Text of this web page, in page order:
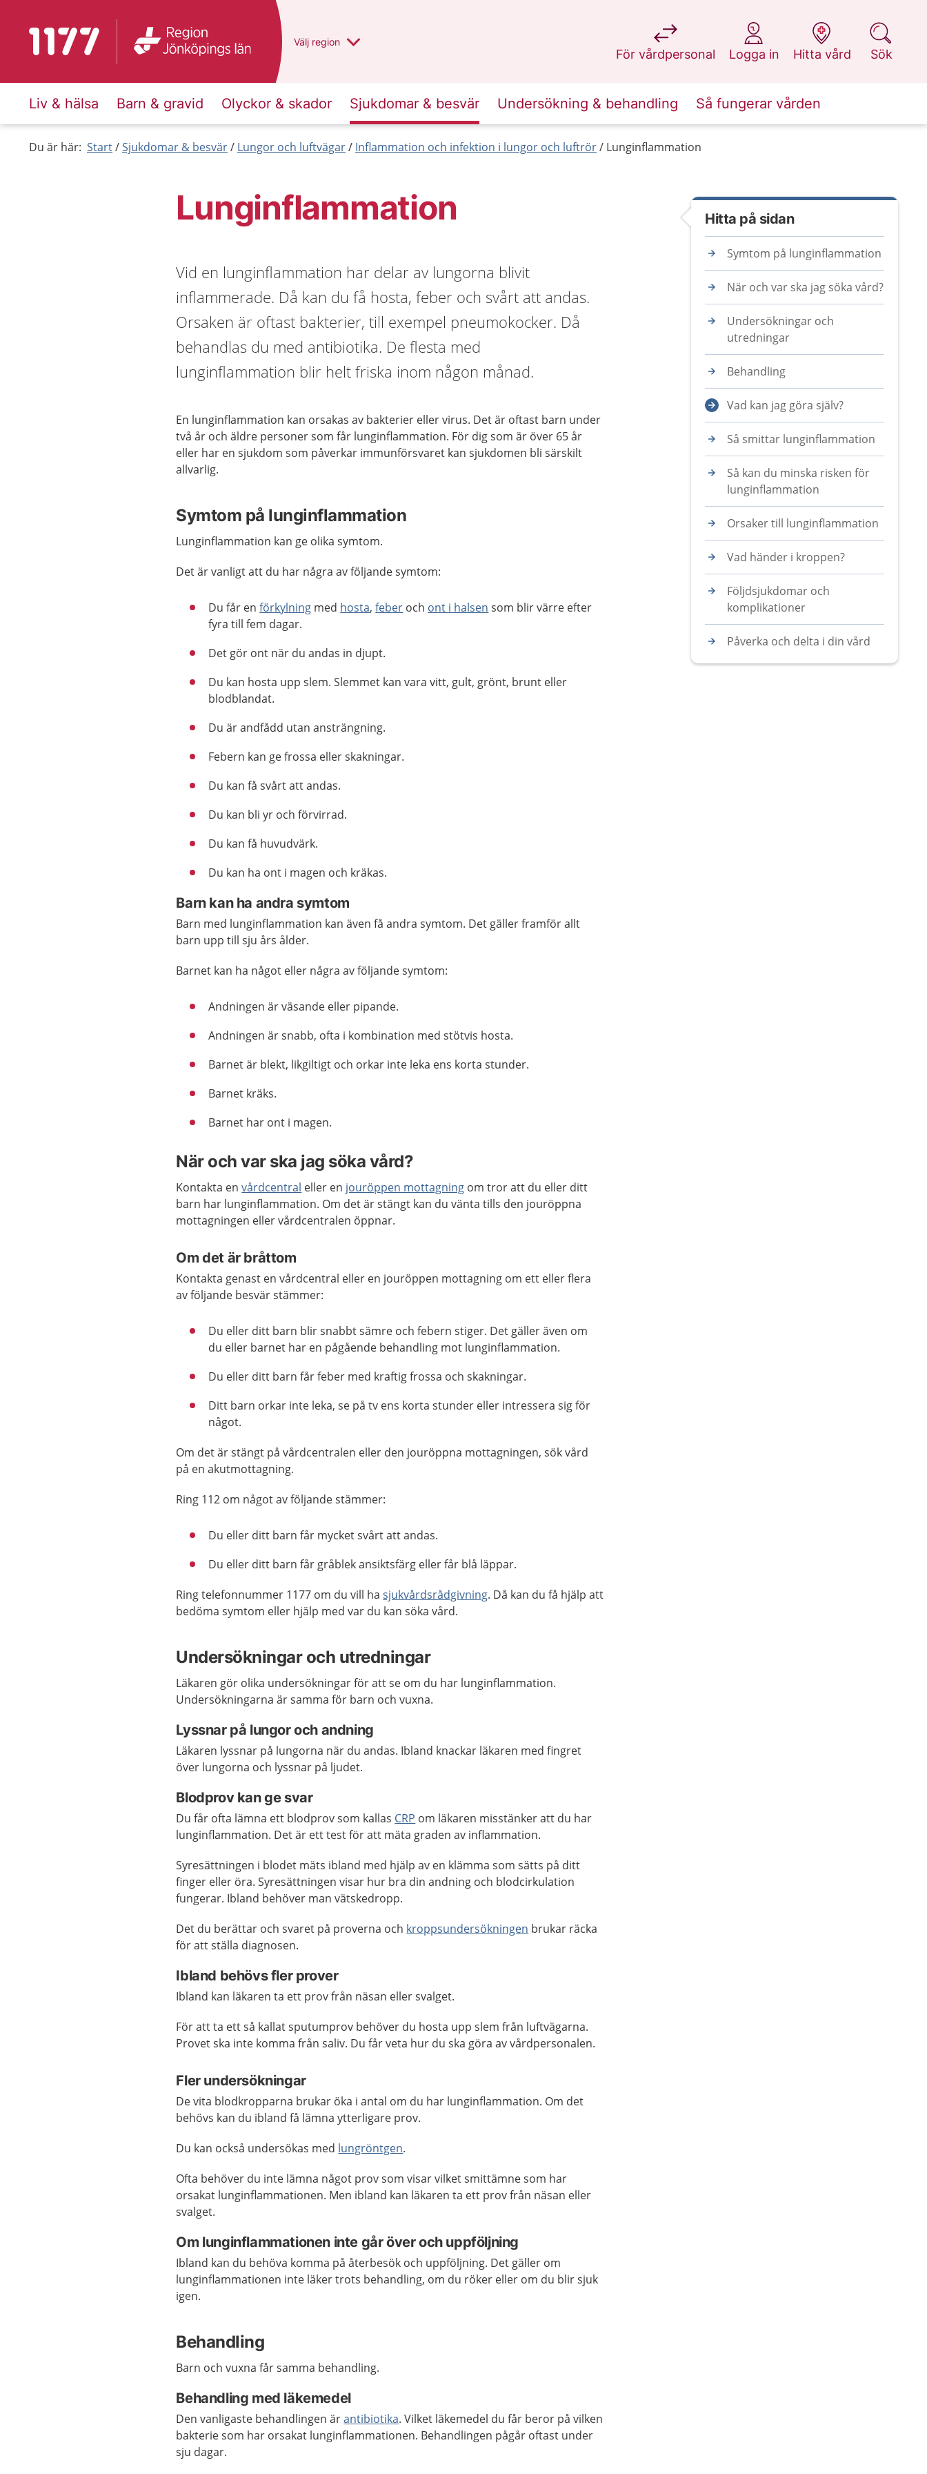
Till startsidan för 1177 Du har valt region
Välj en annan
region
För vårdpersonal
på 1177.se
Logga in
på 1177.se
Hitta vård
på 1177.se
Sök
på 1177.se
Liv & hälsa Barn & gravid Olyckor & skador Sjukdomar & besvär Undersökning & behandling Så fungerar vården
Du är här: Start Sjukdomar & besvär Lungor och luftvägar Inflammation och infektion i lungor och luftrör Lunginflammation
Lunginflammation
Vid en lunginflammation har delar av lungorna blivit
inflammerade. Då kan du få hosta, feber och svårt att andas.
Orsaken är oftast bakterier, till exempel pneumokocker. Då
behandlas du med antibiotika. De flesta med
lunginflammation blir helt friska inom någon månad.
En lunginflammation kan orsakas av bakterier eller virus. Det är oftast barn under
två år och äldre personer som får lunginflammation. För dig som är över 65 år
eller har en sjukdom som påverkar immunförsvaret kan sjukdomen bli särskilt
allvarlig.
Symtom på lunginflammation
Lunginflammation kan ge olika symtom.
Det är vanligt att du har några av följande symtom:
Du får enförkylning med hosta,feber och ont i halsen som blir värre efter
fyra till fem dagar.
Det gör ont när du andas in djupt.
Du kan hosta upp slem. Slemmet kan vara vitt, gult, grönt, brunt eller
blodblandat.
Du är andfådd utan ansträngning.
Febern kan ge frossa eller skakningar.
Du kan få svårt att andas.
Du kan bli yr och förvirrad.
Du kan få huvudvärk.
Du kan ha ont i magen och kräkas.
Barn kan ha andra symtom
Barn med lunginflammation kan även få andra symtom. Det gäller framför allt
barn upp till sju års ålder.
Barnet kan ha något eller några av följande symtom:
Andningen är väsande eller pipande.
Andningen är snabb, ofta i kombination med stötvis hosta.
Barnet är blekt, likgiltigt och orkar inte leka ens korta stunder.
Barnet kräks.
Barnet har ont i magen.
När och var ska jag söka vård?
Kontakta envårdcentral eller en jouröppen mottagning om tror att du eller ditt
barn har lunginflammation. Om det är stängt kan du vänta tills den jouröppna
mottagningen eller vårdcentralen öppnar.
Om det är bråttom
Kontakta genast en vårdcentral eller en jouröppen mottagning om ett eller flera
av följande besvär stämmer:
Du eller ditt barn blir snabbt sämre och febern stiger. Det gäller även om
du eller barnet har en pågående behandling mot lunginflammation.
Du eller ditt barn får feber med kraftig frossa och skakningar.
Ditt barn orkar inte leka, se på tv ens korta stunder eller intressera sig för
något.
Om det är stängt på vårdcentralen eller den jouröppna mottagningen, sök vård
på en akutmottagning.
Ring 112 om något av följande stämmer:
Du eller ditt barn får mycket svårt att andas.
Du eller ditt barn får gråblek ansiktsfärg eller får blå läppar.
Ring telefonnummer 1177 om du vill hasjukvårdsrådgivning. Då kan du få hjälp att
bedöma symtom eller hjälp med var du kan söka vård.
Undersökningar och utredningar
Läkaren gör olika undersökningar för att se om du har lunginflammation.
Undersökningarna är samma för barn och vuxna.
Lyssnar på lungor och andning
Läkaren lyssnar på lungorna när du andas. Ibland knackar läkaren med fingret
över lungorna och lyssnar på ljudet.
Blodprov kan ge svar
Du får ofta lämna ett blodprov som kallas CRP om läkaren misstänker att du har
lunginflammation. Det är ett test för att mäta graden av inflammation.
Syresättningen i blodet mäts ibland med hjälp av en klämma som sätts på ditt
finger eller öra. Syresättningen visar hur bra din andning och blodcirkulation
fungerar. Ibland behöver man vätskedropp.
Det du berättar och svaret på proverna och kroppsundersökningen brukar räcka
för att ställa diagnosen.
Ibland behövs fler prover
Ibland kan läkaren ta ett prov från näsan eller svalget.
För att ta ett så kallat sputumprov behöver du hosta upp slem från luftvägarna.
Provet ska inte komma från saliv. Du får veta hur du ska göra av vårdpersonalen.
Fler undersökningar
De vita blodkropparna brukar öka i antal om du har lunginflammation. Om det
behövs kan du ibland få lämna ytterligare prov.
Du kan också undersökas med lungröntgen.
Ofta behöver du inte lämna något prov som visar vilket smittämne som har
orsakat lunginflammationen. Men ibland kan läkaren ta ett prov från näsan eller
svalget.
Om lunginflammationen inte går över och uppföljning
Ibland kan du behöva komma på återbesök och uppföljning. Det gäller om
lunginflammationen inte läker trots behandling, om du röker eller om du blir sjuk
igen.
Behandling
Barn och vuxna får samma behandling.
Behandling med läkemedel
Den vanligaste behandlingen ärantibiotika. Vilket läkemedel du får beror på vilken
bakterie som har orsakat lunginflammationen. Behandlingen pågår oftast under
sju dagar.
Hitta på sidan
Symtom på lunginflammation
När och var ska jag söka vård?
Undersökningar och
utredningar
Behandling
Vad kan jag göra själv?
Så smittar lunginflammation
Så kan du minska risken för
lunginflammation
Orsaker till lunginflammation
Vad händer i kroppen?
Följdsjukdomar och
komplikationer
Påverka och delta i din vård